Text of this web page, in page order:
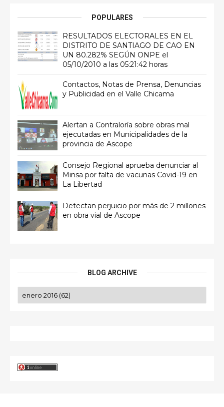
POPULARES
RESULTADOS ELECTORALES EN EL
DISTRITO DE SANTIAGO DE CAO EN
UN 80.282% SEGÚN ONPE el
05/10/2010 a las 05:21:42 horas
Contactos, Notas de Prensa, Denuncias
y Publicidad en el Valle Chicama
Alertan a Contraloría sobre obras mal
ejecutadas en Municipalidades de la
provincia de Ascope
Consejo Regional aprueba denunciar al
Minsa por falta de vacunas Covid-19 en
La Libertad
Detectan perjuicio por más de 2 millones
en obra vial de Ascope
BLOG ARCHIVE